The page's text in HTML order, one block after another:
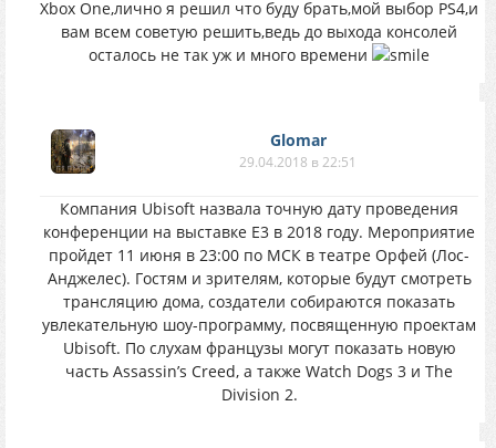
Xbox One,лично я решил что буду брать,мой выбор PS4,и
вам всем советую решить,ведь до выхода консолей
осталось не так уж и много времени
Glomar
29.04.2018 в 22:51
Компания Ubisoft назвала точную дату проведения
конференции на выставке Е3 в 2018 году. Мероприятие
пройдет 11 июня в 23:00 по МСК в театре Орфей (Лос-
Анджелес). Гостям и зрителям, которые будут смотреть
трансляцию дома, создатели собираются показать
увлекательную шоу-программу, посвященную проектам
Ubisoft. По слухам французы могут показать новую
часть Assassin’s Creed, а также Watch Dogs 3 и The
Division 2.